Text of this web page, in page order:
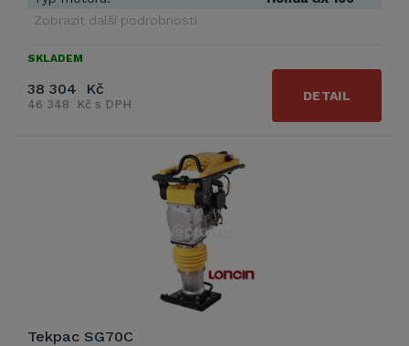
Zobrazit další podrobnosti
SKLADEM
38 304 Kč
46 348 Kč s DPH
DETAIL
Tekpac SG70C